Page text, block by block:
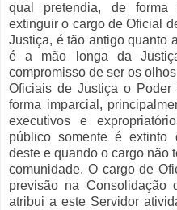
qual pretendia, de forma
extinguir o cargo de Oficial
Justiça, é tão antigo quanto
é a mão longa da
compromisso de ser os
Oficiais de Justiça o
forma imparcial,
executivos e
público somente é
deste e quando o cargo não
comunidade. O cargo de
previsão na Consolidação
atribui a este Servidor